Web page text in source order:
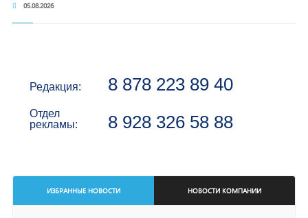
05.08.2026
Редакция: 8 878 223 89 40
Отдел
рекламы:
8 928 326 58 88
ИЗБРАННЫЕ НОВОСТИ НОВОСТИ КОМПАНИИ